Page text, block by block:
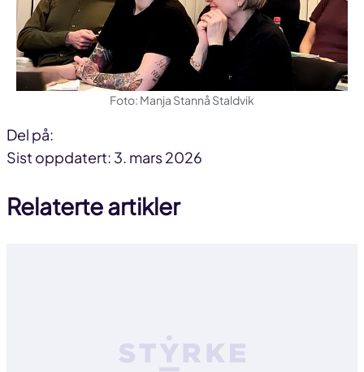
Foto: Manja Stannå Staldvik
Del på:
Del
facebook
Del
linkedin
Del
Sist oppdatert: 3. mars 2026
Relaterte artikler